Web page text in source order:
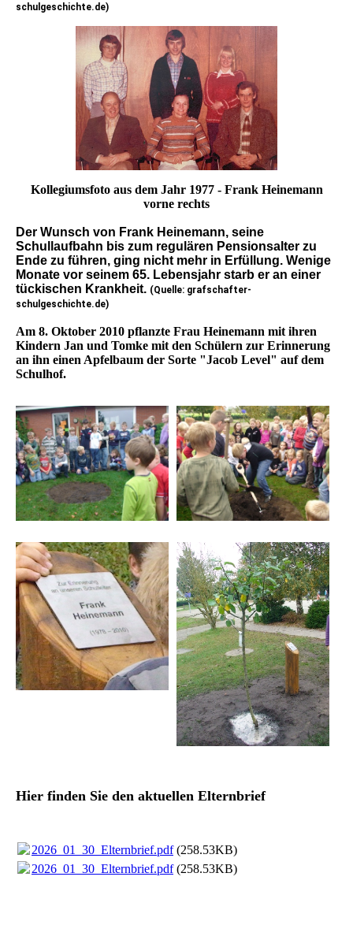
schulgeschichte.de)
Kollegiumsfoto aus dem Jahr 1977 - Frank Heinemann
vorne rechts
Der Wunsch von Frank Heinemann, seine
Schullaufbahn bis zum regulären Pensionsalter zu
Ende zu führen, ging nicht mehr in Erfüllung. Wenige
Monate vor seinem 65. Lebensjahr starb er an einer
tückischen Krankheit. (Quelle: grafschafter-
schulgeschichte.de)
Am 8. Oktober 2010 pflanzte Frau Heinemann mit ihren
Kindern Jan und Tomke mit den Schülern zur Erinnerung
an ihn einen Apfelbaum der Sorte "Jacob Level" auf dem
Schulhof.
Hier finden Sie den aktuellen Elternbrief
2026_01_30_Elternbrief.pdf(258.53KB)
2026_01_30_Elternbrief.pdf(258.53KB)